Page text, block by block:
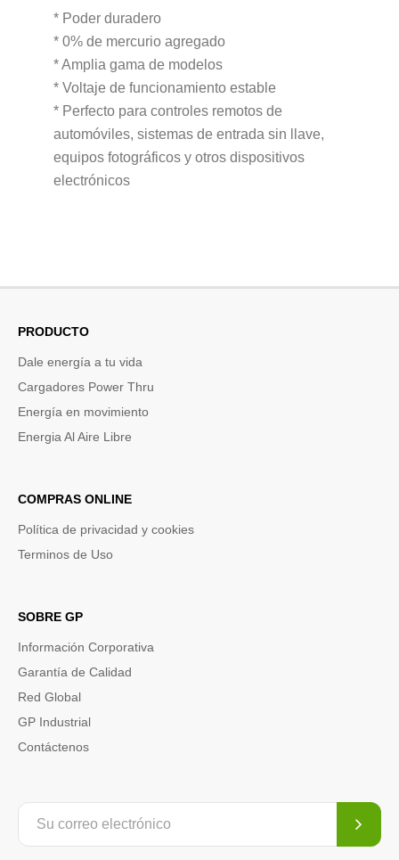
* Poder duradero
* 0% de mercurio agregado
* Amplia gama de modelos
* Voltaje de funcionamiento estable
* Perfecto para controles remotos de
automóviles, sistemas de entrada sin llave,
equipos fotográficos y otros dispositivos
electrónicos
PRODUCTO
Dale energía a tu vida
Cargadores Power Thru
Energía en movimiento
Energia Al Aire Libre
COMPRAS ONLINE
Política de privacidad y cookies
Terminos de Uso
SOBRE GP
Información Corporativa
Garantía de Calidad
Red Global
GP Industrial
Contáctenos